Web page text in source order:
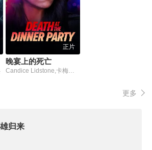
正片
晚宴上的死亡
Candice Lidstone,卡梅伦·布罗德,马克·戴,Eden Broda,Bryce Wynter,玛蒂娜·奥尔蒂斯·路易斯,阿娜娜·里德瓦尔德,阮朴生,Jon Welch,Alice Lapyko
更多
归来